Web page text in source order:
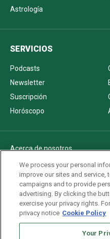
Astrología
SERVICIOS
Podcasts
Newsletter
Suscripción
Horóscopo
Acerca de nosotros
Politica de privacidad
Pautas Editoriales
AdChoices
Advertise with us
Newsletters
We process your personal
improve our sites and service,
campaigns and to provide
advertising. By clicking the
exercise your privacy rights.
privacy notice Cookie Policy
Your